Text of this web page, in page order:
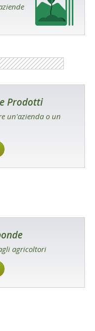
Prodotti
un'azienda o un
agricoltori